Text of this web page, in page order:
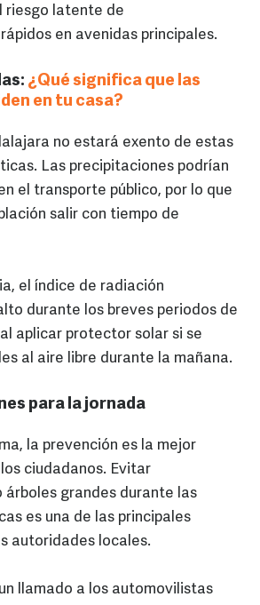
riesgo latente de
en avenidas principales.
¿Qué significa que las
en tu casa?
no estará exento de estas
Las precipitaciones podrían
el transporte público, por lo que
salir con tiempo de
el índice de radiación
durante los breves periodos de
aplicar protector solar si se
al aire libre durante la mañana.
para la jornada
la prevención es la mejor
ciudadanos. Evitar
árboles grandes durante las
es una de las principales
autoridades locales.
llamado a los automovilistas